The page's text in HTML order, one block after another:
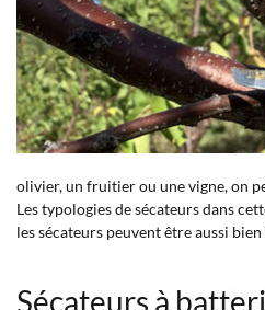
olivier, un fruitier ou une vigne, on
Les typologies de sécateurs dans
les sécateurs peuvent être aussi
Sécateurs à